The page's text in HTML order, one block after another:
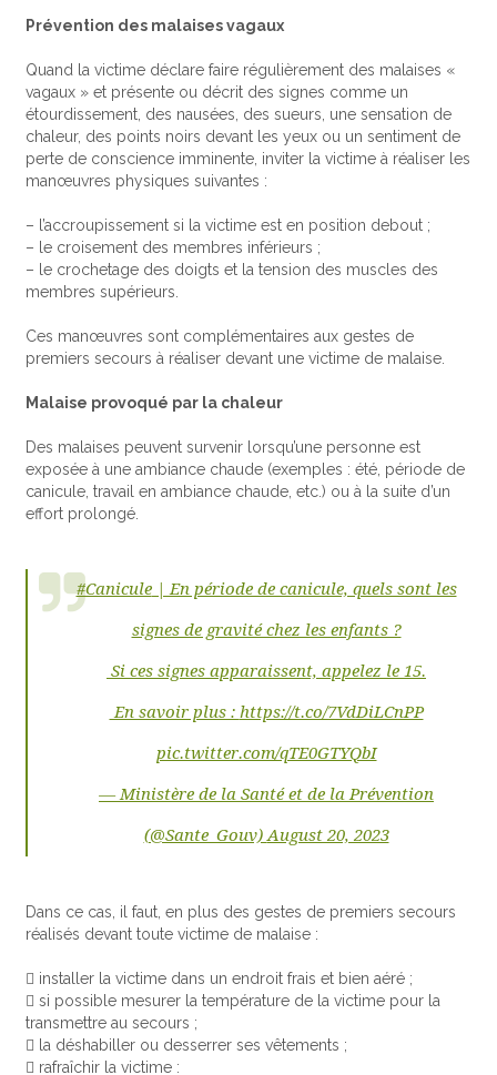
Prévention des malaises vagaux
Quand la victime déclare faire régulièrement des malaises «
vagaux » et présente ou décrit des signes comme un
étourdissement, des nausées, des sueurs, une sensation de
chaleur, des points noirs devant les yeux ou un sentiment de
perte de conscience imminente, inviter la victime à réaliser les
manœuvres physiques suivantes :
– l’accroupissement si la victime est en position debout ;
– le croisement des membres inférieurs ;
– le crochetage des doigts et la tension des muscles des
membres supérieurs.
Ces manœuvres sont complémentaires aux gestes de
premiers secours à réaliser devant une victime de malaise.
Malaise provoqué par la chaleur
Des malaises peuvent survenir lorsqu’une personne est
exposée à une ambiance chaude (exemples : été, période de
canicule, travail en ambiance chaude, etc.) ou à la suite d’un
effort prolongé.
#Canicule| En période de canicule, quels sont les
signes de gravité chez les enfants ?
Si ces signes apparaissent, appelez le 15.
En savoir plus : https://t.co/7VdDiLCnPP
pic.twitter.com/qTE0GTYQbI
— Ministère de la Santé et de la Prévention
(@Sante_Gouv)August 20, 2023
Dans ce cas, il faut, en plus des gestes de premiers secours
réalisés devant toute victime de malaise :
 installer la victime dans un endroit frais et bien aéré ;
 si possible mesurer la température de la victime pour la
transmettre au secours ;
 la déshabiller ou desserrer ses vêtements ;
 rafraîchir la victime :